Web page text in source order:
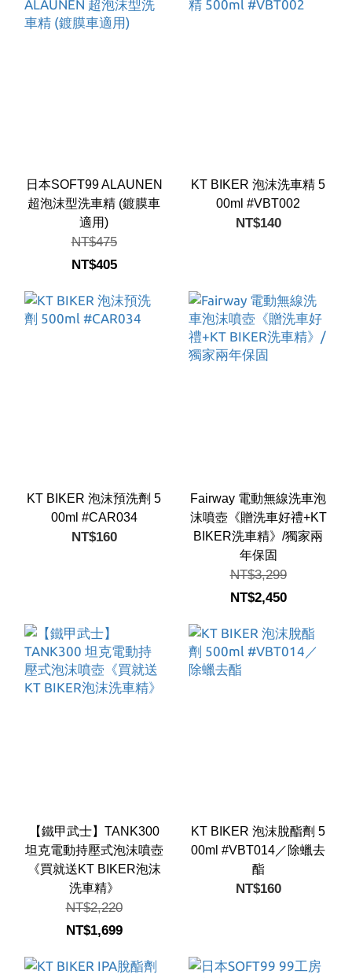
日本SOFT99 ALAUNEN
超泡沫型洗車精 (鍍膜車
適用)
NT$475
NT$405
KT BIKER 泡沫洗車精 5
00ml #VBT002
NT$140
KT BIKER 泡沫預洗劑 5
00ml #CAR034
NT$160
Fairway 電動無線洗車泡
沫噴壺《贈洗車好禮+KT
BIKER洗車精》/獨家兩
年保固
NT$3,299
NT$2,450
【鐵甲武士】TANK300
坦克電動持壓式泡沫噴壺
《買就送KT BIKER泡沫
洗車精》
NT$2,220
NT$1,699
KT BIKER 泡沫脫酯劑 5
00ml #VBT014／除蠟去
酯
NT$160